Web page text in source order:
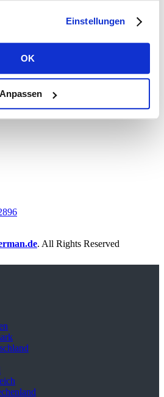
Einstellungen
OK
Anpassen
. All Rights Reserved